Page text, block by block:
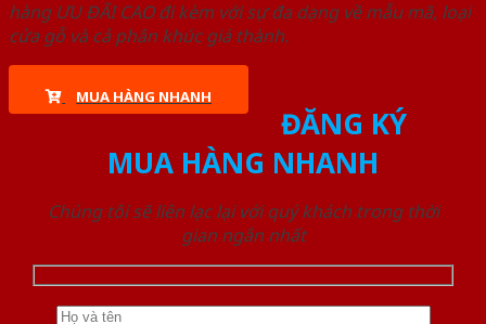
hàng ƯU ĐÃI CAO đi kèm với sự đa dạng về mẫu mã, loại
cửa gỗ và cả phân khúc giá thành.
MUA HÀNG NHANH
ĐĂNG KÝ
MUA HÀNG NHANH
Chúng tôi sẽ liên lạc lại với quý khách trong thời
gian ngắn nhất